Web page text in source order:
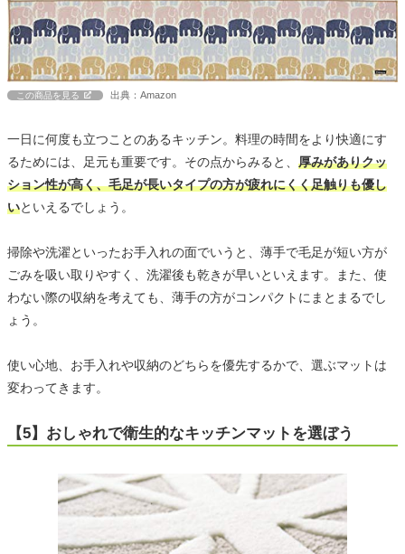
この商品を見る 出典：Amazon
一日に何度も立つことのあるキッチン。料理の時間をより快適にす
るためには、足元も重要です。その点からみると、 厚みがありクッ
ション性が高く、毛足が長いタイプの方が疲れにくく足触りも優し
いといえるでしょう。
掃除や洗濯といったお手入れの面でいうと、薄手で毛足が短い方が
ごみを吸い取りやすく、洗濯後も乾きが早いといえます。また、使
わない際の収納を考えても、薄手の方がコンパクトにまとまるでし
ょう。
使い心地、お手入れや収納のどちらを優先するかで、選ぶマットは
変わってきます。
【5】おしゃれで衛生的なキッチンマットを選ぼう